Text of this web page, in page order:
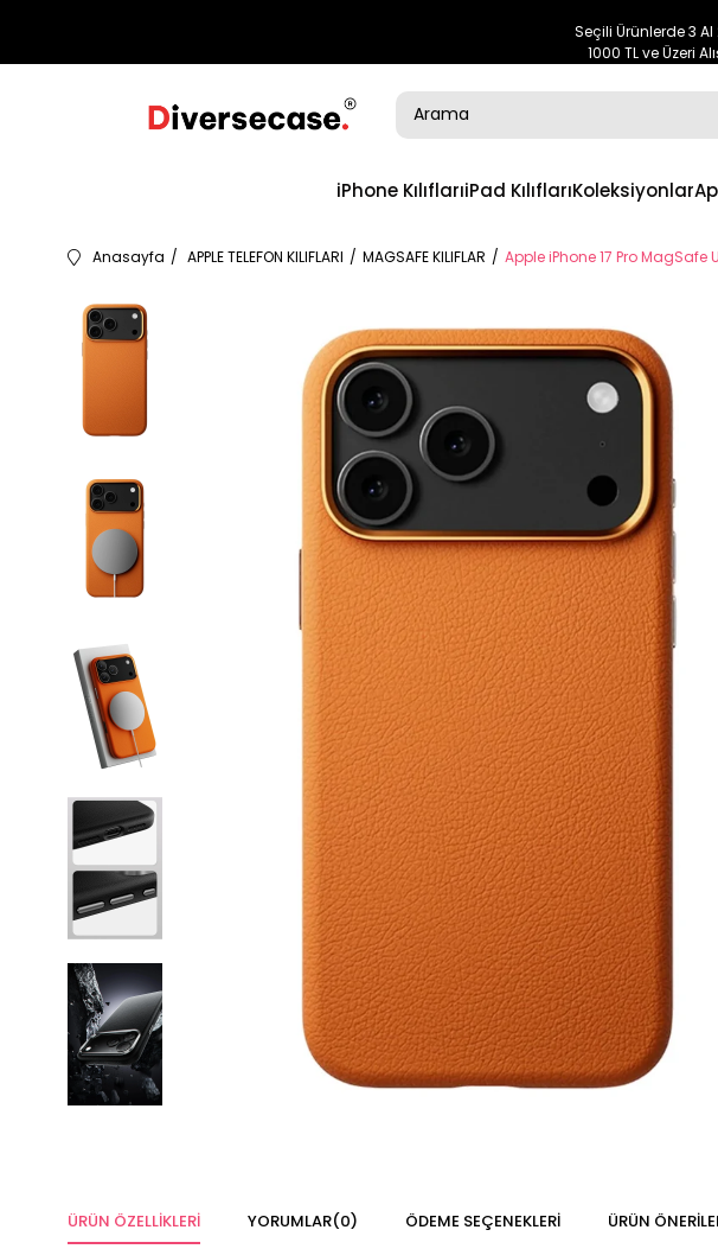
Seçili Ürünlerde 3
1000 TL ve Üzeri
iPhone KılıflarıiPad KılıflarıKoleksiyonlar
Anasayfa APPLE TELEFON KILIFLARI MAGSAFE KILIFLAR Apple iPhone 17 Pro MagSafe
ÜRÜN ÖZELLIKLERI YORUMLAR(0) ÖDEME SEÇENEKLERI ÜRÜN